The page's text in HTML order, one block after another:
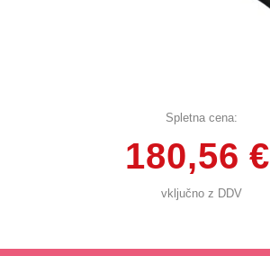
Spletna cena:
180,56 €
vključno z DDV